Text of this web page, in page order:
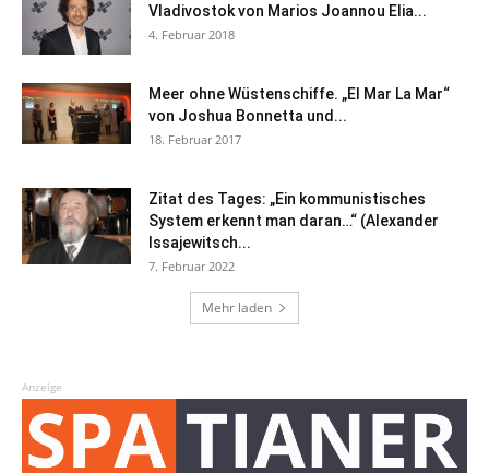
Vladivostok von Marios Joannou Elia...
4. Februar 2018
Meer ohne Wüstenschiffe. „El Mar La Mar“
von Joshua Bonnetta und...
18. Februar 2017
Zitat des Tages: „Ein kommunistisches
System erkennt man daran…“ (Alexander
Issajewitsch...
7. Februar 2022
Mehr laden
Anzeige